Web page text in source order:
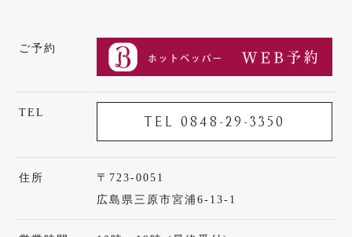
ご予約
TEL
TEL 0848-29-3350
住所
〒723-0051
広島県三原市宮浦6-13-1